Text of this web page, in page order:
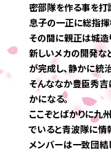
密部隊を作る事を打
息子の一正に総指揮
その間に親正は城造
新しいメカの開発な
が完成し、静かに統
そんななか豊臣秀吉
かになる。
ここぞとばかりに九
でいると青波隊に情
メンバーは一致団結